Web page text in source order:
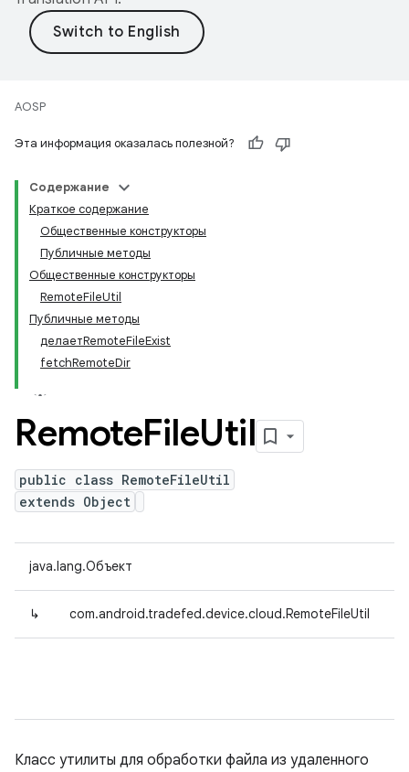
AOSP
Эта информация оказалась полезной?
Содержание
Краткое содержание
Общественные конструкторы
Публичные методы
Общественные конструкторы
RemoteFileUtil
Публичные методы
делаетRemoteFileExist
fetchRemoteDir
RemoteFileUtil
public class RemoteFileUtil
extends Object
java.lang.Объект
↳ com.android.tradefed.device.cloud.RemoteFileUtil
Класс утилиты для обработки файла из удаленного